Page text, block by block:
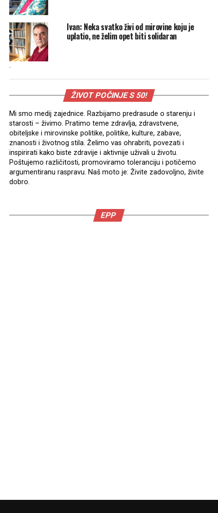
Ivan: Neka svatko živi od mirovine koju je
uplatio, ne želim opet biti solidaran
.
ŽIVOT POČINJE S 50!
Mi smo medij zajednice. Razbijamo predrasude o starenju i
starosti – živimo. Pratimo teme zdravlja, zdravstvene,
obiteljske i mirovinske politike, politike, kulture, zabave,
znanosti i životnog stila. Želimo vas ohrabriti, povezati i
inspirirati kako biste zdravije i aktivnije uživali u životu.
Poštujemo različitosti, promoviramo toleranciju i potičemo
argumentiranu raspravu. Naš moto je: Živite zadovoljno, živite
dobro.
EPP